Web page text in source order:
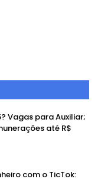
Vagas para Auxiliar;
até R$
com o TicTok: